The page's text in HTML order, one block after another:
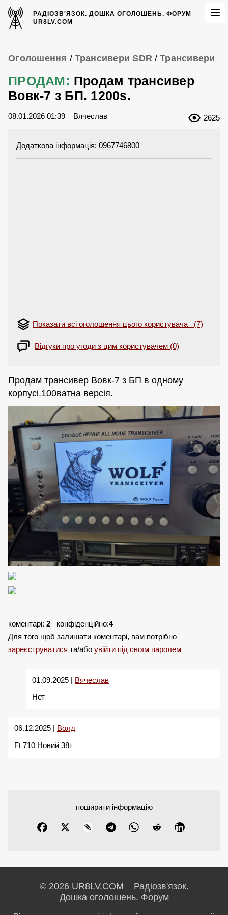
РАДІОЗВ'ЯЗОК.ДОШКА ОГОЛОШЕНЬ. ФОРУМ
UR8LV.COM
Оголошення / Трансивери SDR / Трансивери
ПРОДАМ: Продам трансивер
Вовк-7 з БП. 1200s.
08.01.2026 01:39 Вячеслав 2625
Додаткова інформація: 0967746800
Показати всі оголошення цього користувача (7)
Відгуки про угоди з цим користувачем (0)
Продам трансивер Вовк-7 з БП в одному
корпусі.100ватна версія.
коментарі: 2 конфіденційно:4
Для того щоб залишати коментарі, вам потрібно
зареєструватися та/або увійти під своїм паролем
01.09.2025 | Вячеслав
Нет
06.12.2025 | Волд
Ft 710 Новий 38т
поширити інформацію
© 2026 UR8LV.COM Радіозв'язок.
Дошка оголошень. Форум